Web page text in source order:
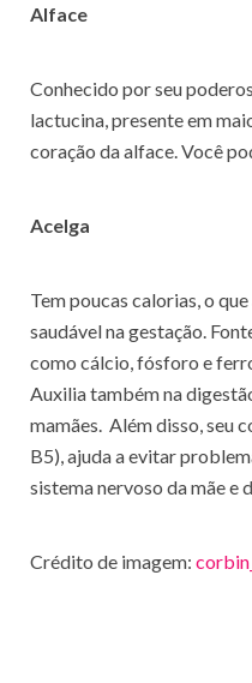
Alface
Conhecido por seu
lactucina, presente em
coração da alface. Você
Acelga
Tem poucas calorias, o
saudável na gestação.
como cálcio, fósforo e
Auxilia também na
mamães. Além disso, seu
B5), ajuda a evitar
sistema nervoso da mãe e
Crédito de imagem: